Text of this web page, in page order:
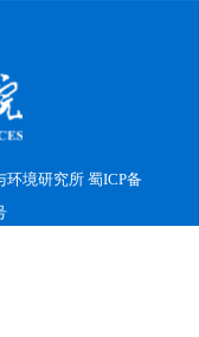
环境研究所蜀ICP备